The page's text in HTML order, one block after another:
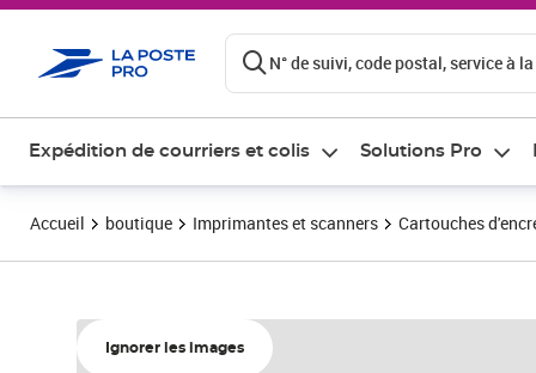
N° de suivi, code postal, service à
Expédition de courriers et colis Solutions Pro
Accueil boutique Imprimantes et scanners Cartouches
Ignorer les images